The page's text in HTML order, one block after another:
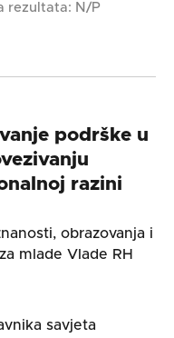
rezultata: N/P
podrške u
razini
obrazovanja i
mlade Vlade RH
savjeta